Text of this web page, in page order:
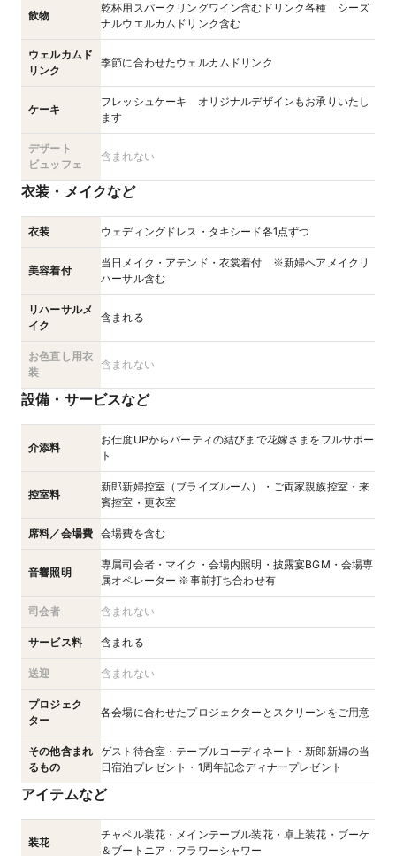
飲物
乾杯用スパークリングワイン含むドリンク各種 シーズ
ナルウエルカムドリンク含む
ウェルカムド
リンク
季節に合わせたウェルカムドリンク
ケーキ
フレッシュケーキ オリジナルデザインもお承りいたし
ます
デザート
ビュッフェ
含まれない
衣装・メイクなど
衣装 ウェディングドレス・タキシード各1点ずつ
美容着付
当日メイク・アテンド・衣裳着付 ※新婦ヘアメイクリ
ハーサル含む
リハーサルメ
イク
含まれる
お色直し用衣
装
含まれない
設備・サービスなど
介添料
お仕度UPからパーティの結びまで花嫁さまをフルサポー
ト
控室料
新郎新婦控室（ブライズルーム）・ご両家親族控室・来
賓控室・更衣室
席料／会場費 会場費を含む
音響照明
専属司会者・マイク・会場内照明・披露宴BGM・会場専
属オペレーター ※事前打ち合わせ有
司会者 含まれない
サービス料 含まれる
送迎 含まれない
プロジェク
ター
各会場に合わせたプロジェクターとスクリーンをご用意
その他含まれ
るもの
ゲスト待合室・テーブルコーディネート・新郎新婦の当
日宿泊プレゼント・1周年記念ディナープレゼント
アイテムなど
装花
チャペル装花・メインテーブル装花・卓上装花・ブーケ
＆ブートニア・フラワーシャワー